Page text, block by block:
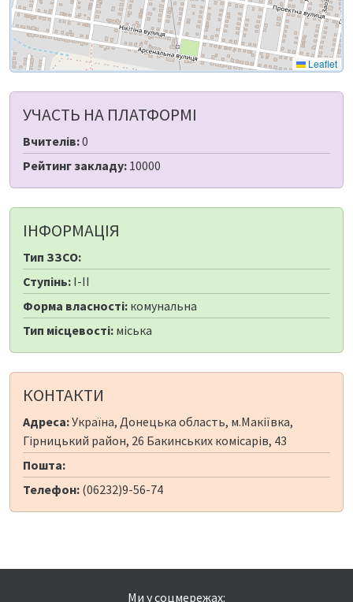
Leaflet
УЧАСТЬ НА ПЛАТФОРМІ
Вчителів:0
Рейтинг закладу: 10000
ІНФОРМАЦІЯ
Тип ЗЗСО:
Ступінь: I-II
Форма власності: комунальна
Тип місцевості: міська
КОНТАКТИ
Адреса:Україна, Донецька область, м.Макіївка,
Гірницький район, 26 Бакинських комісарів, 43
Пошта:
Телефон: (06232)9-56-74
Ми у соцмережах: